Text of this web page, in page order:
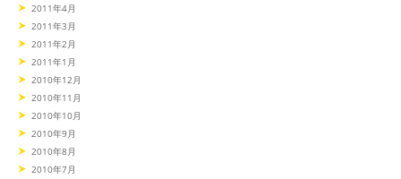
2011年4月
2011年3月
2011年2月
2011年1月
2010年12月
2010年11月
2010年10月
2010年9月
2010年8月
2010年7月